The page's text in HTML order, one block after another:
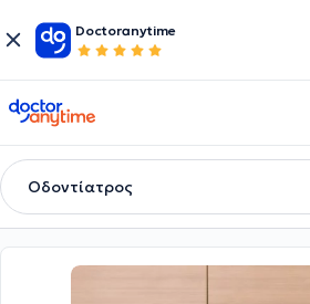
Doctoranytime
doctoranytime
Οδοντίατρος